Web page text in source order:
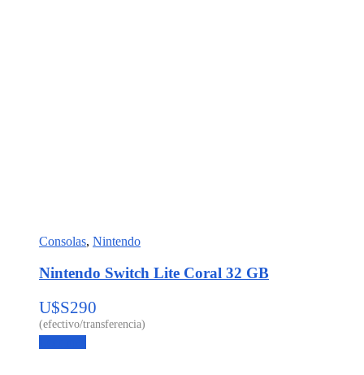
Consolas, Nintendo
Nintendo Switch Lite Coral 32 GB
U$S290